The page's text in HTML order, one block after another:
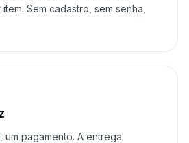
Sem cadastro, sem senha,
um pagamento. A entrega